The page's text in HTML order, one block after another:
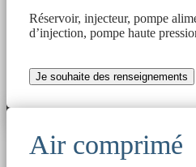
Réservoir, injecteur, pompe
d’injection, pompe haute
Je souhaite des renseignements
Air comprimé